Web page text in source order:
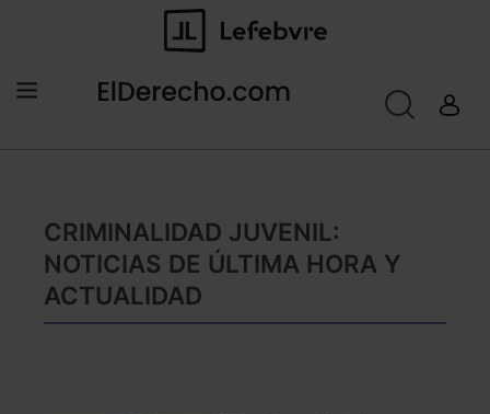
CRIMINALIDAD JUVENIL:
NOTICIAS DE ÚLTIMA HORA Y
ACTUALIDAD